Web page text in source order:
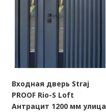
Входная дверь Straj
PROOF Rio-S Loft
Антрацит 1200 мм улица